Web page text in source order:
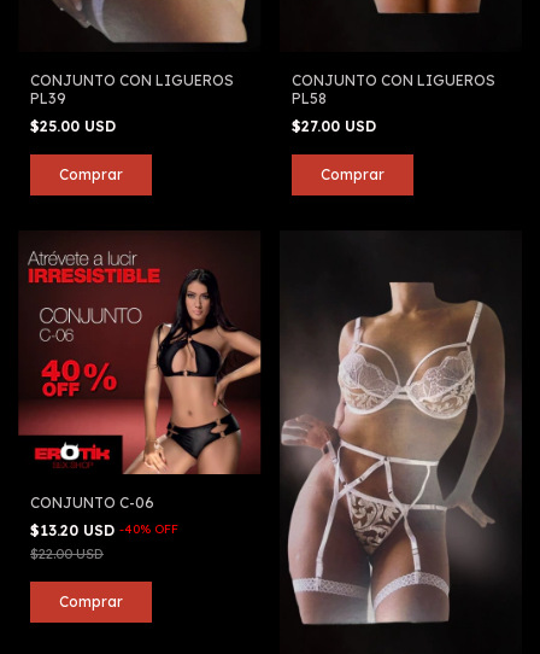
CONJUNTO CON LIGUEROS
PL39
$25.00 USD
CONJUNTO CON LIGUEROS
PL58
$27.00 USD
CONJUNTO C-06
$13.20 USD -40% OFF
$22.00 USD